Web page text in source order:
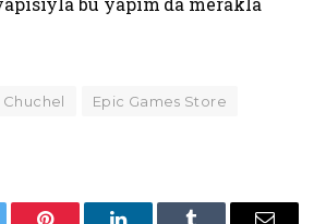
Chuchel
Epic Games Store